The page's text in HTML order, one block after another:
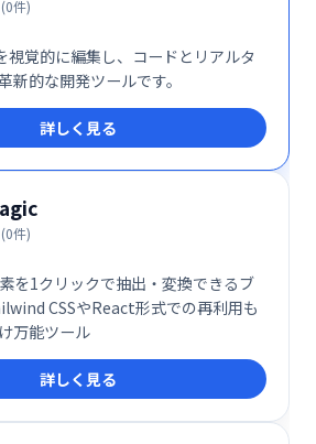
(0件)
視覚的に編集し、コードとリアルタ
新的な開発ツールです。
詳しく見る
(0件)
を1クリックで抽出・変換できるブ
CSSやReact形式での再利用も
万能ツール
詳しく見る